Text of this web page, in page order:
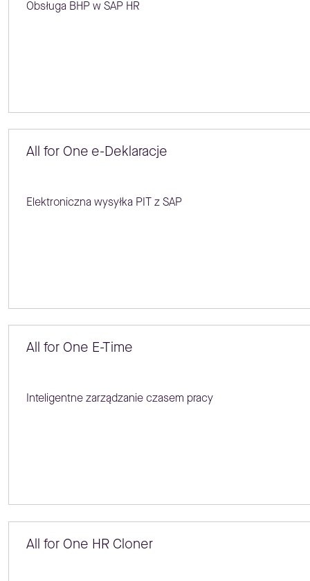
Obsługa BHP w SAP HR
All for One e-Deklaracje
Elektroniczna wysyłka PIT z SAP
All for One E-Time
Inteligentne zarządzanie czasem pracy
All for One HR Cloner